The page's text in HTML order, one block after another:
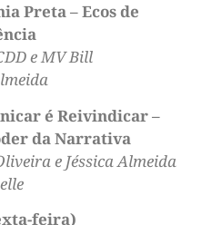
Preta – Ecos de
e MV Bill
é Reivindicar –
da Narrativa
e Jéssica Almeida
feira)